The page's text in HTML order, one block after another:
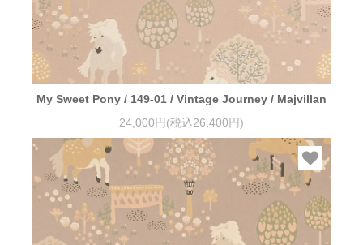
My Sweet Pony / 149-01 / Vintage Journey / Majvillan
24,000円(税込26,400円)